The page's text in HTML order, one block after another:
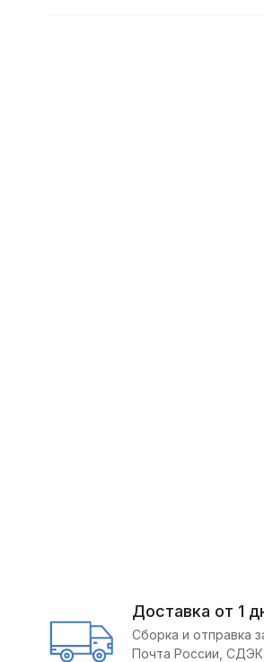
Доставка от 1
Сборка и отправка
Почта России,